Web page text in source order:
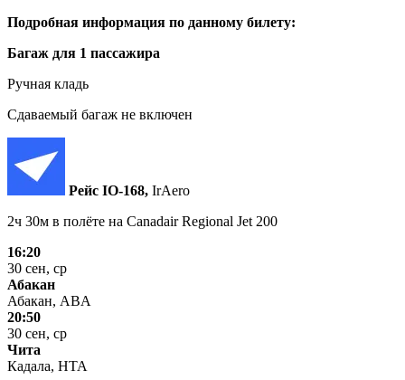
Подробная информация по данному билету:
Багаж для 1 пассажира
Ручная кладь
Сдаваемый багаж не включен
Рейс IO‑168, IrAero
2ч 30м в полёте на Canadair Regional Jet 200
16:20
30 сен, ср
Абакан
Абакан, ABA
20:50
30 сен, ср
Чита
Кадала, HTA